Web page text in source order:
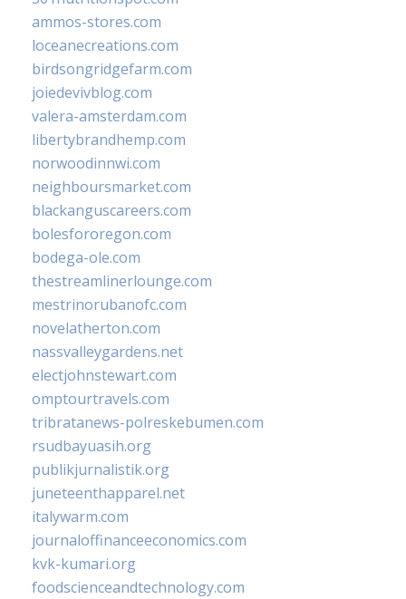
ammos-stores.com
loceanecreations.com
birdsongridgefarm.com
joiedevivblog.com
valera-amsterdam.com
libertybrandhemp.com
norwoodinnwi.com
neighboursmarket.com
blackanguscareers.com
bolesfororegon.com
bodega-ole.com
thestreamlinerlounge.com
mestrinorubanofc.com
novelatherton.com
nassvalleygardens.net
electjohnstewart.com
omptourtravels.com
tribratanews-polreskebumen.com
rsudbayuasih.org
publikjurnalistik.org
juneteenthapparel.net
italywarm.com
journaloffinanceeconomics.com
kvk-kumari.org
foodscienceandtechnology.com